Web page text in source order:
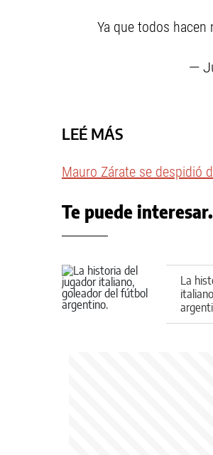
Ya que todos hacen
—
LEÉ MÁS
Mauro Zárate se despidió
Te puede
La